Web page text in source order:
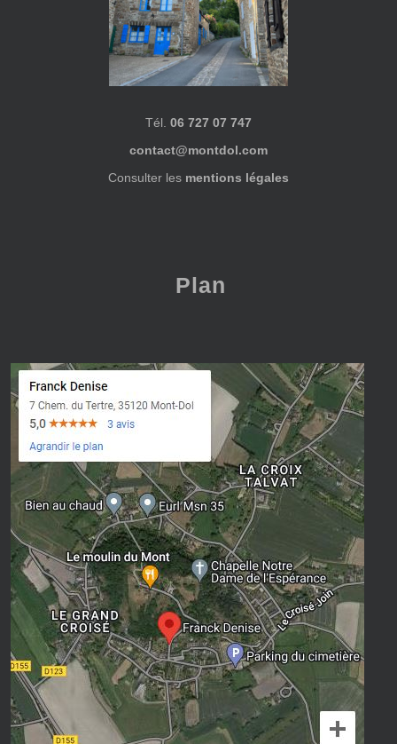
Tél. 06 727 07 747
contact@montdol.com
Consulter les mentions légales
Plan